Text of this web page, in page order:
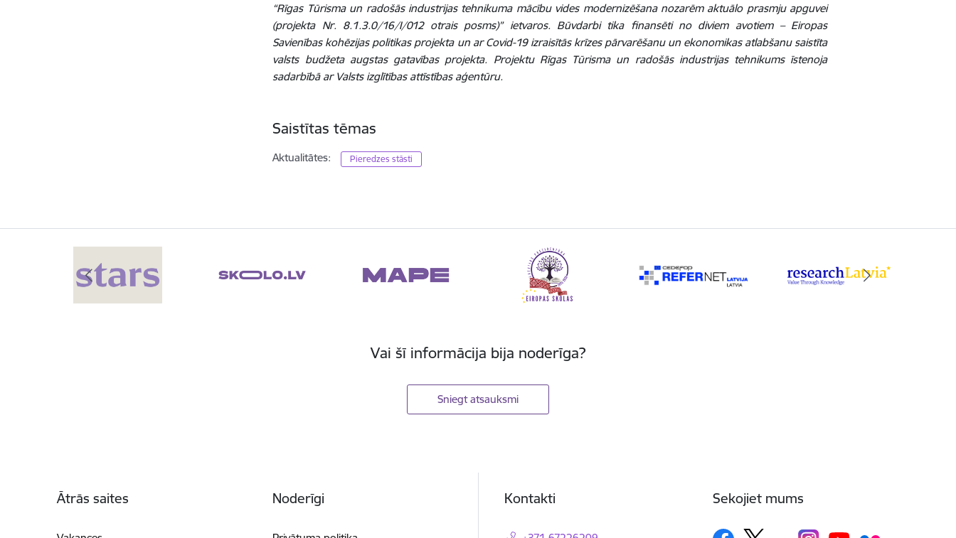
“Rīgas Tūrisma un radošās industrijas tehnikuma mācību vides modernizēšana nozarēm aktuālo prasmju apguvei
(projekta Nr. 8.1.3.0/16/I/012 otrais posms)” ietvaros. Būvdarbi tika finansēti no diviem avotiem – Eiropas
Savienības kohēzijas politikas projekta un ar Covid-19 izraisītās krīzes pārvarēšanu un ekonomikas atlabšanu saistīta
valsts budžeta augstas gatavības projekta. Projektu Rīgas Tūrisma un radošās industrijas tehnikums īstenoja
sadarbībā ar Valsts izglītības attīstības aģentūru.
Saistītas tēmas
Aktualitātes: Pieredzes stāsti
Vai šī informācija bija noderīga?
Sniegt atsauksmi
Ātrās saites Noderīgi Kontakti Sekojiet mums